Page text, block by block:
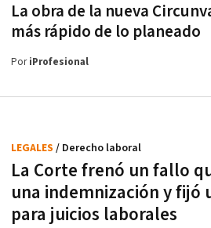
La obra de la nueva
más rápido de lo planeado
PoriProfesional
La Corte frenó un fallo
una indemnización y fijó
para juicios laborales
LEGALES / Derecho laboral